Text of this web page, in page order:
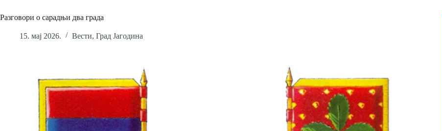
Разговори о сарадњи два града
15. мај 2026. Вести, Град Јагодина